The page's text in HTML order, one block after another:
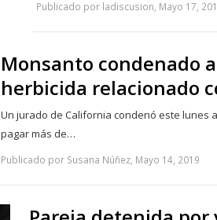
Publicado por ladiscusion, Mayo 17,
Monsanto condenado
herbicida relacionado
Un jurado de California condenó este lunes
pagar más de…
Publicado por Susana Núñez, Mayo 14, 2019